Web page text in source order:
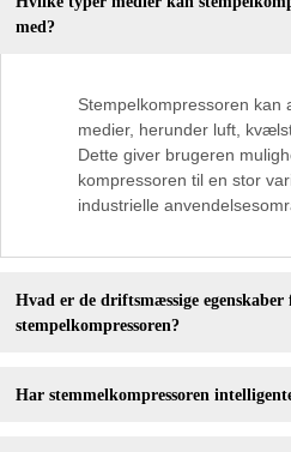
med?
Stempelkompressoren kan
medier, herunder luft,
Dette giver brugeren
kompressoren til en stor
industrielle
Hvad er de driftsmæssige egenskaber
stempelkompressoren?
Har stemmelkompressoren